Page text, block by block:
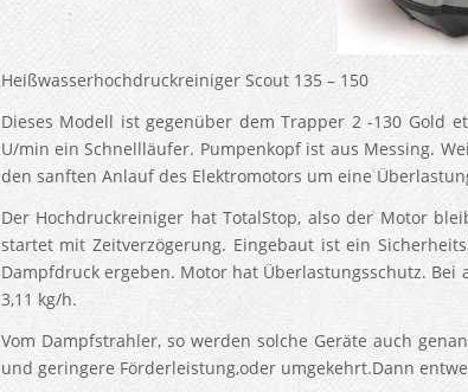
Heißwasserhochdruckreiniger Scout 135 – 150
Dieses Modell ist gegenüber dem Trapper 2 -130 Gold
U/min ein Schnellläufer. Pumpenkopf ist aus Messing.
den sanften Anlauf des Elektromotors um eine
Der Hochdruckreiniger hat TotalStop, also der Motor
startet mit Zeitverzögerung. Eingebaut ist ein
Dampfdruck ergeben. Motor hat Überlastungsschutz.
3,11 kg/h.
Vom Dampfstrahler, so werden solche Geräte auch
und geringere Förderleistung,oder umgekehrt.Dann